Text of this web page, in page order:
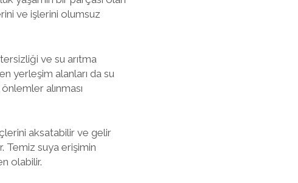
ve işlerini olumsuz
ve su arıtma
yerleşim alanları da su
alınması
aksatabilir ve gelir
Temiz suya erişimin
olabilir.